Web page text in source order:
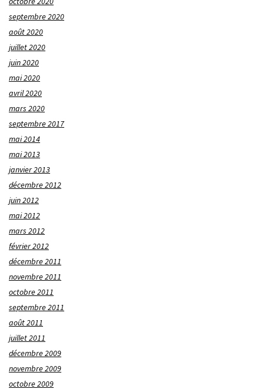
septembre 2020
août 2020
juillet 2020
juin 2020
mai 2020
avril 2020
mars 2020
septembre 2017
mai 2014
mai 2013
janvier 2013
décembre 2012
juin 2012
mai 2012
mars 2012
février 2012
décembre 2011
novembre 2011
octobre 2011
septembre 2011
août 2011
juillet 2011
décembre 2009
novembre 2009
octobre 2009